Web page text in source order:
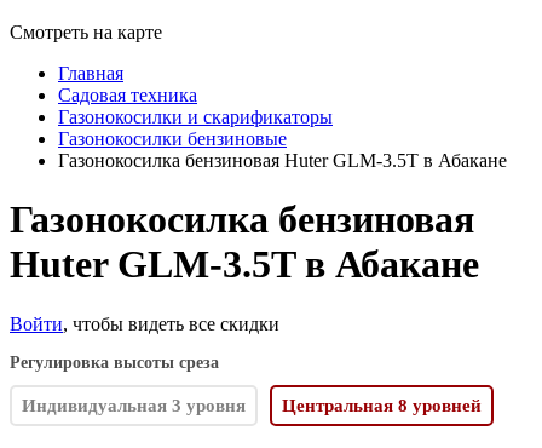
Смотреть на карте
Главная
Садовая техника
Газонокосилки и скарификаторы
Газонокосилки бензиновые
Газонокосилка бензиновая Huter GLM-3.5T в Абакане
Газонокосилка бензиновая
Huter GLM-3.5T в Абакане
Войти, чтобы видеть все скидки
Регулировка высоты среза
Индивидуальная 3 уровня Центральная 8 уровней